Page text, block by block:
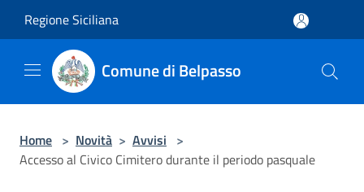
Regione Siciliana
Comune di Belpasso
Home > Novità > Avvisi >
Accesso al Civico Cimitero durante il periodo pasquale